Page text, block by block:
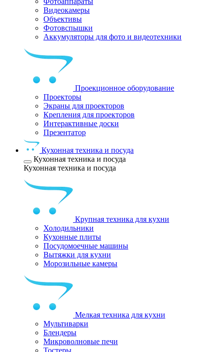
Видеокамеры
Объективы
Фотовспышки
Аккумуляторы для фото и видеотехники
Проекционное оборудование
Проекторы
Экраны для проекторов
Крепления для проекторов
Интерактивные доски
Презентатор
Кухонная техника и посуда
Кухонная техника и посуда
Кухонная техника и посуда
Крупная техника для кухни
Холодильники
Кухонные плиты
Посудомоечные машины
Вытяжки для кухни
Морозильные камеры
Мелкая техника для кухни
Мультиварки
Блендеры
Микроволновые печи
Тостеры